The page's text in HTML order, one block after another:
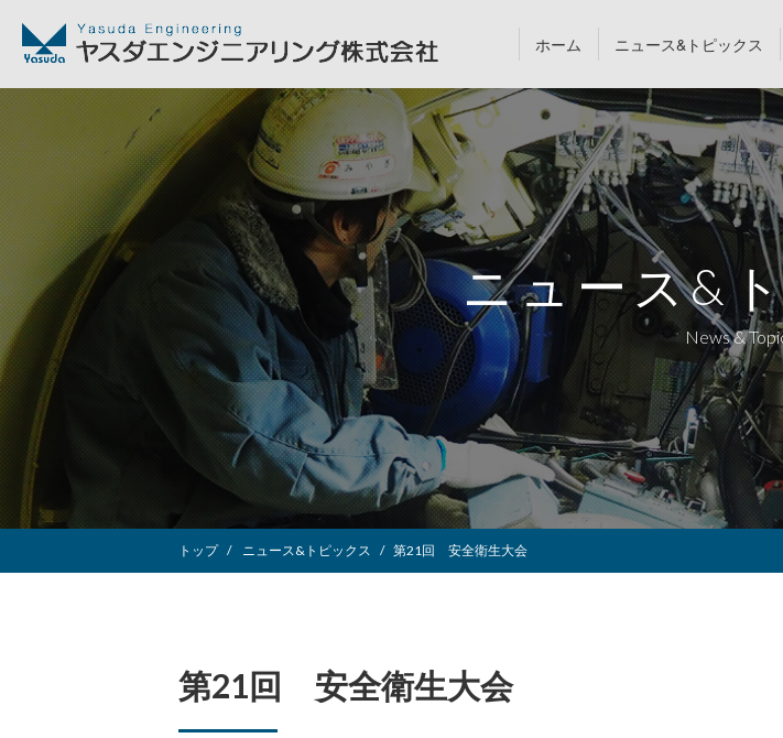
ホーム ニュース&トピックス
ニュース&
News &
トップ ニュース&トピックス 第21回 安全衛生大会
第21回 安全衛生大会